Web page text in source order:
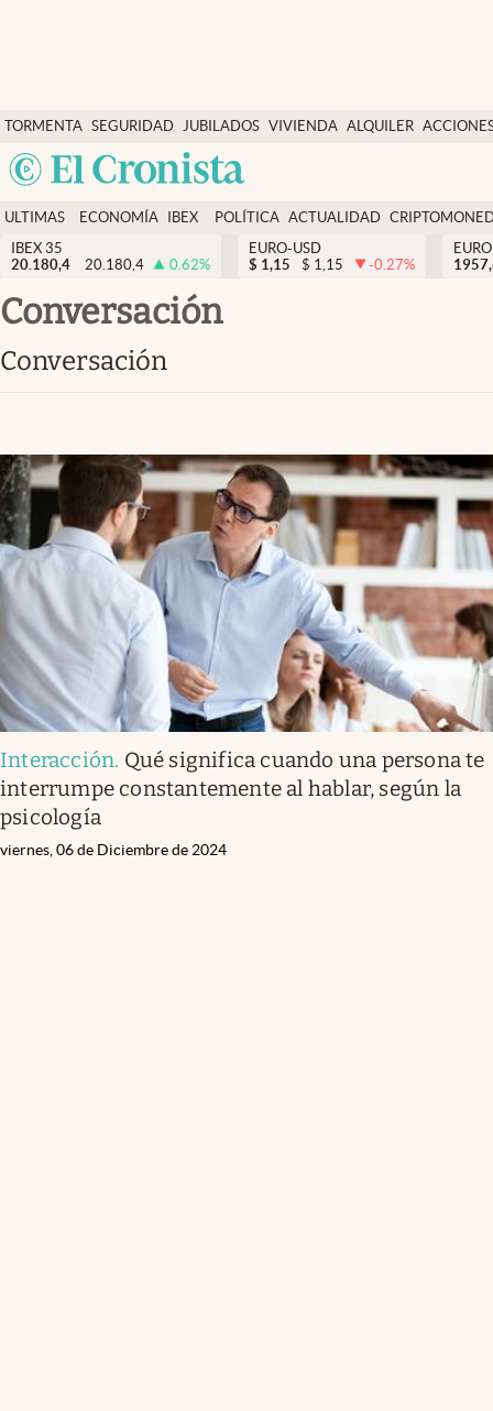
TORMENTA SEGURIDAD
SOCIAL
JUBILADOS VIVIENDA ALQUILER
Economía y finanzas
Política
Actualidad
Criptomonedas
España
ULTIMAS
NOTICIAS
ECONOMÍA
FINANZAS
IBEX
EURO
POLÍTICA ACTUALIDAD
IBEX 35
20.180,4
20.180,4 0.62%
EURO-USD
$ 1,15 $ 1,15 -0.27%
Conversación
Conversación
Interacción. Qué significa cuando una persona te
interrumpe constantemente al hablar, según la
psicología
viernes, 06 de Diciembre de 2024